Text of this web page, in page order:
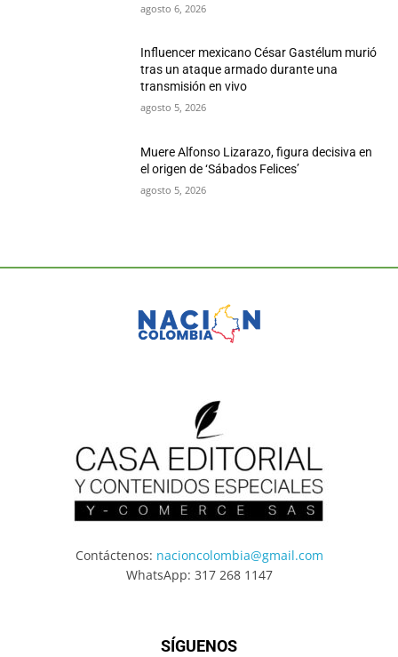
agosto 6, 2026
Influencer mexicano César Gastélum murió
tras un ataque armado durante una
transmisión en vivo
agosto 5, 2026
Muere Alfonso Lizarazo, figura decisiva en
el origen de ‘Sábados Felices’
agosto 5, 2026
Contáctenos: nacioncolombia@gmail.com
WhatsApp: 317 268 1147
SÍGUENOS